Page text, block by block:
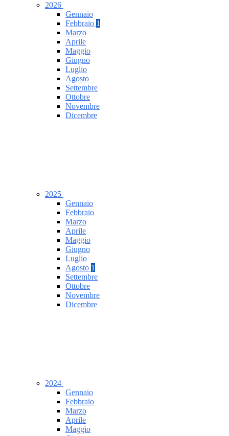
2026
Gennaio
Febbraio 1
Marzo
Aprile
Maggio
Giugno
Luglio
Agosto
Settembre
Ottobre
Novembre
Dicembre
2025
Gennaio
Febbraio
Marzo
Aprile
Maggio
Giugno
Luglio
Agosto 1
Settembre
Ottobre
Novembre
Dicembre
2024
Gennaio
Febbraio
Marzo
Aprile
Maggio